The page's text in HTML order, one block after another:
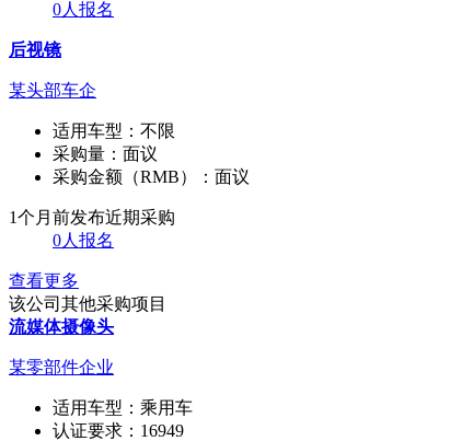
0人报名
后视镜
某头部车企
适用车型： 不限
采购量： 面议
采购金额（RMB）： 面议
1个月前发布近期采购
0人报名
查看更多
该公司其他采购项目
流媒体摄像头
某零部件企业
适用车型： 乘用车
认证要求： 16949